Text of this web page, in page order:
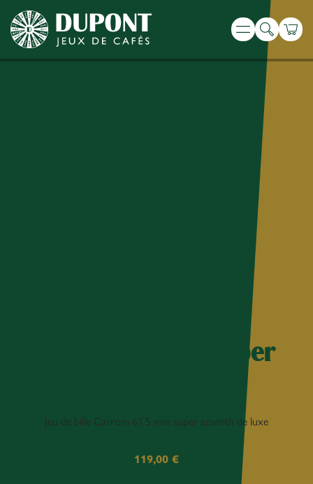
Menu
Recherche
Billes Carrom Super
Jeu de bille Carrom 61.5 mm super aramith de luxe
119,00 €